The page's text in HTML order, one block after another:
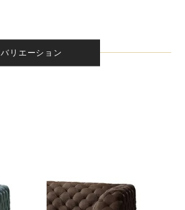
バリエーション